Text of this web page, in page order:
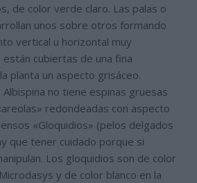
de color verde claro. Las palas o
unos sobre otros formando
vertical u horizontal muy
están cubiertas de una fina
planta un aspecto grisáceo.
no tiene espinas gruesas
redondeadas con aspecto
«Gloquidios» (pelos delgados
que tener cuidado porque si
Los gloquidios son de color
y de color blanco en la